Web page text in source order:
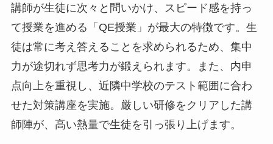
講師が生徒に次々と問いかけ、スピード感を持っ
て授業を進める「QE授業」が最大の特徴です。生
徒は常に考え答えることを求められるため、集中
力が途切れず思考力が鍛えられます。また、内申
点向上を重視し、近隣中学校のテスト範囲に合わ
せた対策講座を実施。厳しい研修をクリアした講
師陣が、高い熱量で生徒を引っ張り上げます。